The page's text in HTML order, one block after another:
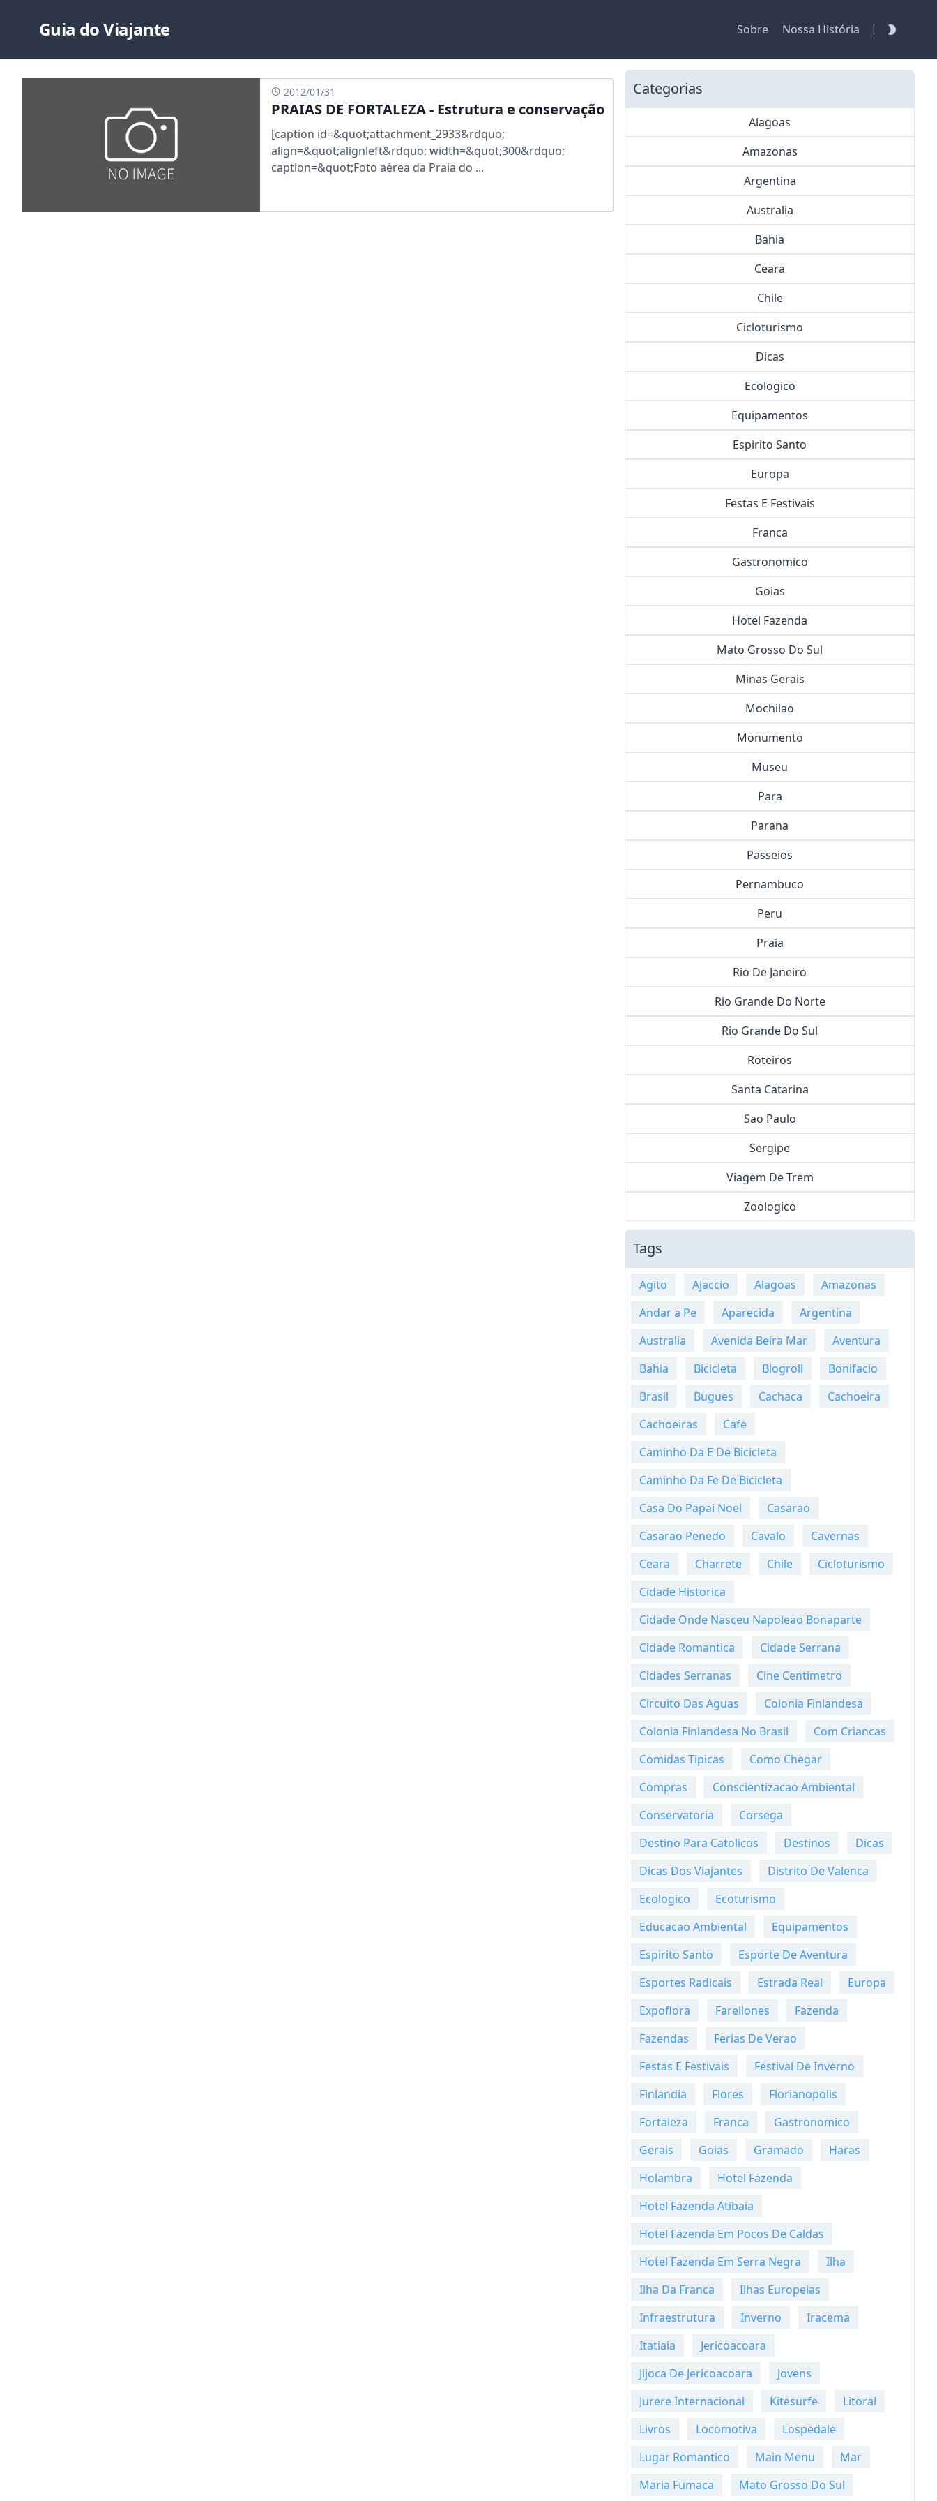
Guia do Viajante Sobre Nossa História |
2012/01/31
PRAIAS DE FORTALEZA - Estrutura e conservação
[caption id=&quot;attachment_2933&rdquo;
align=&quot;alignleft&rdquo; width=&quot;300&rdquo;
caption=&quot;Foto aérea da Praia do ...
Categorias
Alagoas
Amazonas
Argentina
Australia
Bahia
Ceara
Chile
Cicloturismo
Dicas
Ecologico
Equipamentos
Espirito Santo
Europa
Festas E Festivais
Franca
Gastronomico
Goias
Hotel Fazenda
Mato Grosso Do Sul
Minas Gerais
Mochilao
Monumento
Museu
Para
Parana
Passeios
Pernambuco
Peru
Praia
Rio De Janeiro
Rio Grande Do Norte
Rio Grande Do Sul
Roteiros
Santa Catarina
Sao Paulo
Sergipe
Viagem De Trem
Zoologico
Tags
Agito Ajaccio Alagoas
Amazonas
Andar a Pe
Aparecida
Argentina
Australia
Avenida Beira Mar
Aventura
Bahia
Bicicleta Blogroll
Bonifacio
Brasil
Bugues Cachaca
Cachoeira
Cachoeiras
Cafe
Caminho Da E De Bicicleta
Caminho Da Fe De Bicicleta
Casa Do Papai Noel
Casarao
Casarao Penedo
Cavalo
Cavernas
Ceara
Charrete Chile
Cicloturismo
Cidade Historica
Cidade Onde Nasceu Napoleao Bonaparte
Cidade Romantica
Cidade Serrana
Cidades Serranas
Cine Centimetro
Circuito Das Aguas
Colonia Finlandesa
Colonia Finlandesa No Brasil
Com Criancas
Comidas Tipicas
Como Chegar
Compras
Conscientizacao Ambiental
Conservatoria
Corsega
Destino Para Catolicos
Destinos
Dicas
Dicas Dos Viajantes
Distrito De Valenca
Ecologico
Ecoturismo
Educacao Ambiental
Equipamentos
Espirito Santo
Esporte De Aventura
Esportes Radicais
Estrada Real
Europa
Expoflora
Farellones
Fazenda
Fazendas
Ferias De Verao
Festas E Festivais
Festival De Inverno
Finlandia
Flores
Florianopolis
Fortaleza
Franca
Gastronomico
Gerais
Goias Gramado
Haras
Holambra
Hotel Fazenda
Hotel Fazenda Atibaia
Hotel Fazenda Em Pocos De Caldas
Hotel Fazenda Em Serra Negra
Ilha
Ilha Da Franca
Ilhas Europeias
Infraestrutura
Inverno
Iracema
Itatiaia
Jericoacoara
Jijoca De Jericoacoara
Jovens
Jurere Internacional
Kitesurfe
Litoral
Livros
Locomotiva
Lospedale
Lugar Romantico
Main Menu
Mar
Maria Fumaca
Mato Grosso Do Sul